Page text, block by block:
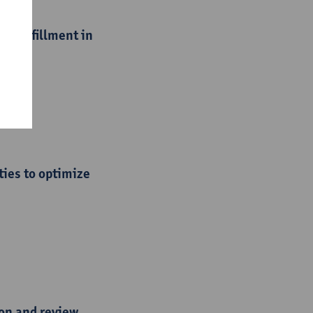
fulfillment in
to optimize